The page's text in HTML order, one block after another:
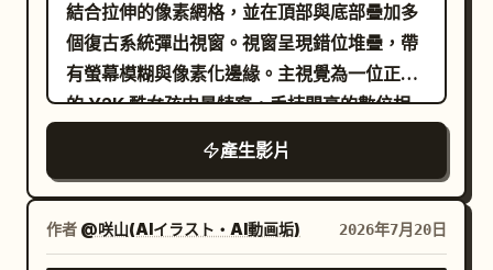
結合拉伸的像素網格，並在頂部與底部疊加多
個復古系統彈出視窗。視窗呈現錯位堆疊，帶
有螢幕模糊與像素化邊緣。主視覺為一位正面
的 Y2K 酷女孩中景特寫，手持閃亮的數位相
機風格物品，同時裝飾著卡通貼紙的復古數位
裝置與手機邊框混合在一起，層疊於主體部
分。中英文主標題「FUTURE」位於左下角，
採用 3D 金屬感像素化無襯線字體，搭配淺藍
色漸層輪廓與玻璃光澤。副標題「by Wenye
產生影片
作者 @咲山(AIイラスト・AI動画垢) 2026年7月20日